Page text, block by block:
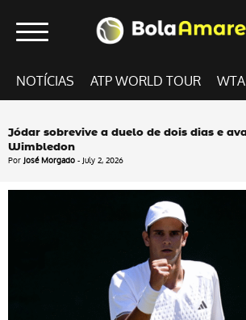
NOTÍCIAS ATP WORLD TOUR WTA
Jódar sobrevive a duelo de dois dias e
Wimbledon
Por José Morgado - July 2, 2026